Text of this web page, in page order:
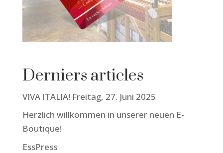
Derniers articles
VIVA ITALIA! Freitag, 27. Juni 2025
Herzlich willkommen in unserer neuen E-
Boutique!
EssPress